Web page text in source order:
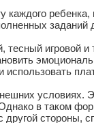
ребенка,
заданий
игровой и
использовать
условиях.
в таком
стороны,